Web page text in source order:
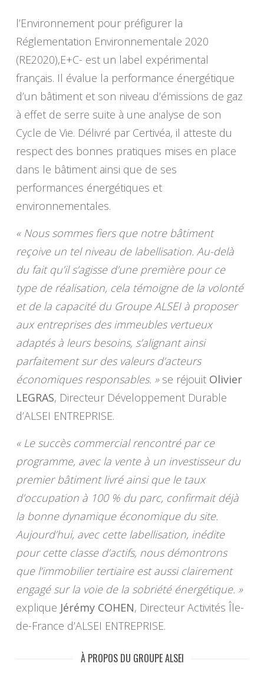
l’Environnement pour préfigurer la
Réglementation Environnementale 2020
(RE2020),E+C- est un label expérimental
français. Il évalue la performance énergétique
d’un bâtiment et son niveau d’émissions de gaz
à effet de serre suite à une analyse de son
Cycle de Vie. Délivré par Certivéa, il atteste du
respect des bonnes pratiques mises en place
dans le bâtiment ainsi que de ses
performances énergétiques et
environnementales.
« Nous sommes fiers que notre bâtiment
reçoive un tel niveau de labellisation. Au-delà
du fait qu’il s’agisse d’une première pour ce
type de réalisation, cela témoigne de la volonté
et de la capacité du Groupe ALSEI à proposer
aux entreprises des immeubles vertueux
adaptés à leurs besoins, s’alignant ainsi
parfaitement sur des valeurs d’acteurs
économiques responsables. »se réjouit Olivier
LEGRAS, Directeur Développement Durable
d’ALSEI ENTREPRISE.
« Le succès commercial rencontré par ce
programme, avec la vente à un investisseur du
premier bâtiment livré ainsi que le taux
d’occupation à 100 % du parc, confirmait déjà
la bonne dynamique économique du site.
Aujourd’hui, avec cette labellisation, inédite
pour cette classe d’actifs, nous démontrons
que l’immobilier tertiaire est aussi clairement
engagé sur la voie de la sobriété énergétique. »
explique Jérémy COHEN, Directeur Activités Île-
de-France d’ALSEI ENTREPRISE.
À PROPOS DU GROUPE ALSEI